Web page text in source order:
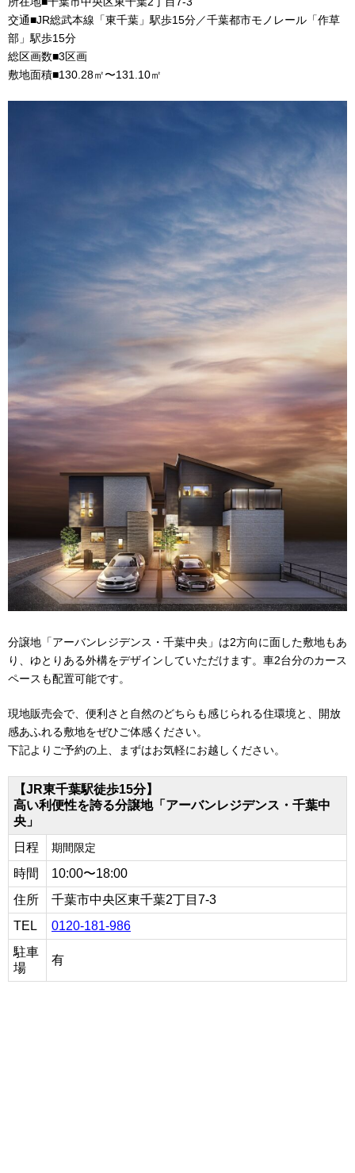
交通■JR総武本線「東千葉」駅歩15分／千葉都市モノレール「作草
部」駅歩15分
総区画数■3区画
敷地面積■130.28㎡〜131.10㎡
分譲地「アーバンレジデンス・千葉中央」は2方向に面した敷地もあ
り、ゆとりある外構をデザインしていただけます。車2台分のカース
ペースも配置可能です。
現地販売会で、便利さと自然のどちらも感じられる住環境と、開放
感あふれる敷地をぜひご体感ください。
下記よりご予約の上、まずはお気軽にお越しください。
【JR東千葉駅徒歩15分】
高い利便性を誇る分譲地「アーバンレジデンス・千葉中
央」
日程
期間限定
時間
10:00〜18:00
住所
千葉市中央区東千葉2丁目7-3
TEL
0120-181-986
駐車
場
有